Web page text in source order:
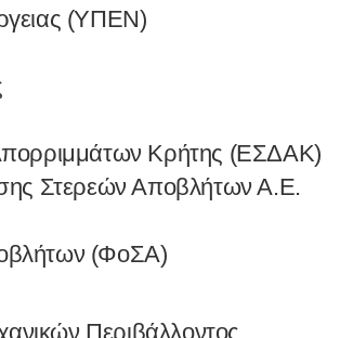
(ΥΠΕΝ)
Κρήτης (ΕΣΔΑΚ)
Στερεών Αποβλήτων Α.Ε.
(ΦοΣΑ)
Περιβάλλοντος